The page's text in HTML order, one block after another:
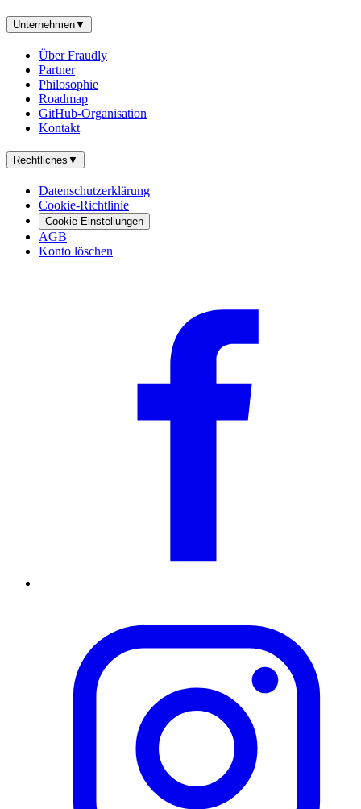
Unternehmen▼
Über Fraudly
Partner
Philosophie
Roadmap
GitHub-Organisation
Kontakt
Rechtliches ▼
Datenschutzerklärung
Cookie-Richtlinie
Cookie-Einstellungen
AGB
Konto löschen